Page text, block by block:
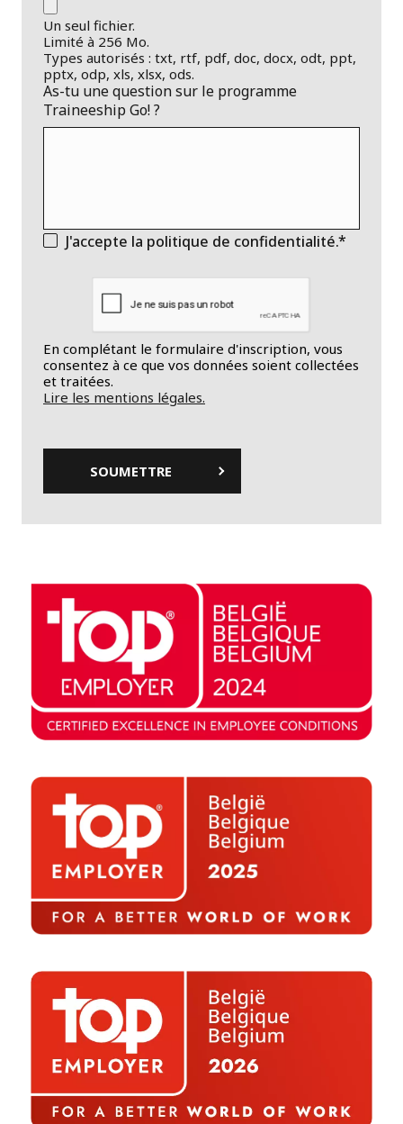
Un seul fichier.
Limité à 256 Mo.
Types autorisés : txt, rtf, pdf, doc, docx, odt, ppt,
pptx, odp, xls, xlsx, ods.
As-tu une question sur le programme
Traineeship Go! ?
J'accepte la politique de confidentialité.
En complétant le formulaire d'inscription, vous
consentez à ce que vos données soient collectées
et traitées.
Lire les mentions légales.